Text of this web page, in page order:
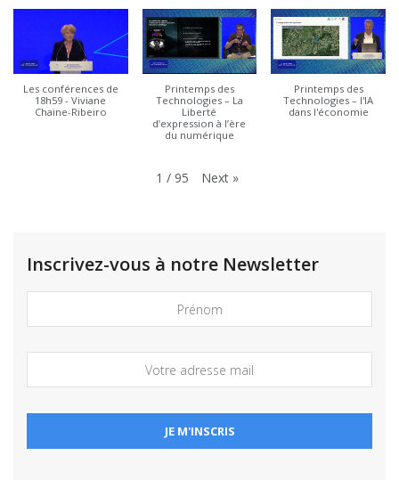
Les conférences de
18h59 - Viviane
Chaine-Ribeiro
Printemps des
Technologies – La
Liberté
d’expression à l’ère
du numérique
Printemps des
Technologies – l'IA
dans l'économie
1 / 95 Next »
Inscrivez-vous à notre Newsletter